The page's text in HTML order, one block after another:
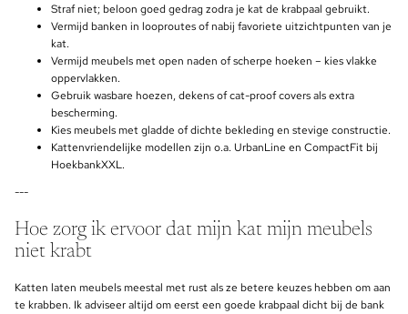
Straf niet; beloon goed gedrag zodra je kat de krabpaal gebruikt.
Vermijd banken in looproutes of nabij favoriete uitzichtpunten van je
kat.
Vermijd meubels met open naden of scherpe hoeken – kies vlakke
oppervlakken.
Gebruik wasbare hoezen, dekens of cat-proof covers als extra
bescherming.
Kies meubels met gladde of dichte bekleding en stevige constructie.
Kattenvriendelijke modellen zijn o.a. UrbanLine en CompactFit bij
HoekbankXXL.
---
Hoe zorg ik ervoor dat mijn kat mijn meubels
niet krabt
Katten laten meubels meestal met rust als ze betere keuzes hebben om aan
te krabben. Ik adviseer altijd om eerst een goede krabpaal dicht bij de bank